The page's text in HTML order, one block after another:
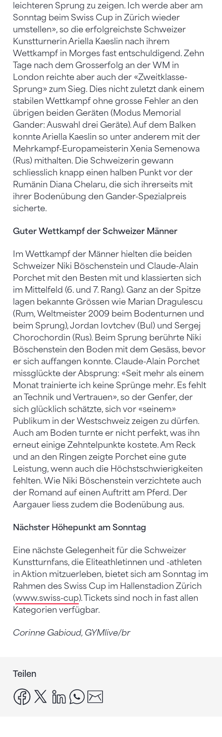
leichteren Sprung zu zeigen. Ich werde aber am
Sonntag beim Swiss Cup in Zürich wieder
umstellen», so die erfolgreichste Schweizer
Kunstturnerin Ariella Kaeslin nach ihrem
Wettkampf in Morges fast entschuldigend. Zehn
Tage nach dem Grosserfolg an der WM in
London reichte aber auch der «Zweitklasse-
Sprung» zum Sieg. Dies nicht zuletzt dank einem
stabilen Wettkampf ohne grosse Fehler an den
übrigen beiden Geräten (Modus Memorial
Gander: Auswahl drei Geräte). Auf dem Balken
konnte Ariella Kaeslin so unter anderem mit der
Mehrkampf-Europameisterin Xenia Semenowa
(Rus) mithalten. Die Schweizerin gewann
schliesslich knapp einen halben Punkt vor der
Rumänin Diana Chelaru, die sich ihrerseits mit
ihrer Bodenübung den Gander-Spezialpreis
sicherte.
Guter Wettkampf der Schweizer Männer
Im Wettkampf der Männer hielten die beiden
Schweizer Niki Böschenstein und Claude-Alain
Porchet mit den Besten mit und klassierten sich
im Mittelfeld (6. und 7. Rang). Ganz an der Spitze
lagen bekannte Grössen wie Marian Dragulescu
(Rum, Weltmeister 2009 beim Bodenturnen und
beim Sprung), Jordan Iovtchev (Bul) und Sergej
Chorochordin (Rus). Beim Sprung berührte Niki
Böschenstein den Boden mit dem Gesäss, bevor
er sich auffangen konnte. Claude-Alain Porchet
missglückte der Absprung: «Seit mehr als einem
Monat trainierte ich keine Sprünge mehr. Es fehlt
an Technik und Vertrauen», so der Genfer, der
sich glücklich schätzte, sich vor «seinem»
Publikum in der Westschweiz zeigen zu dürfen.
Auch am Boden turnte er nicht perfekt, was ihn
erneut einige Zehntelpunkte kostete. Am Reck
und an den Ringen zeigte Porchet eine gute
Leistung, wenn auch die Höchstschwierigkeiten
fehlten. Wie Niki Böschenstein verzichtete auch
der Romand auf einen Auftritt am Pferd. Der
Aargauer liess zudem die Bodenübung aus.
Nächster Höhepunkt am Sonntag
Eine nächste Gelegenheit für die Schweizer
Kunstturnfans, die Eliteathletinnen und -athleten
in Aktion mitzuerleben, bietet sich am Sonntag im
Rahmen des Swiss Cup im Hallenstadion Zürich
(www.swiss-cup). Tickets sind noch in fast allen
Kategorien verfügbar.
Corinne Gabioud, GYMlive/br
Teilen
facebook
x linkedinwhatsapp